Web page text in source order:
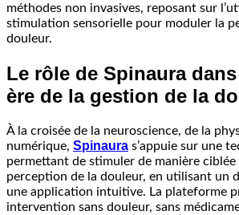
méthodes non invasives, reposant sur
stimulation sensorielle pour moduler la
douleur.
Le rôle de Spinaura
ère de la gestion de la
À la croisée de la neuroscience, de la
numérique, Spinaura s’appuie sur une
permettant de stimuler de manière
perception de la douleur, en utilisant un
une application intuitive. La plateforme
intervention sans douleur, sans